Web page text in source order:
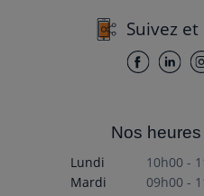
Suivez
Nos
Lundi 10h00 -
Mardi
09h00 -